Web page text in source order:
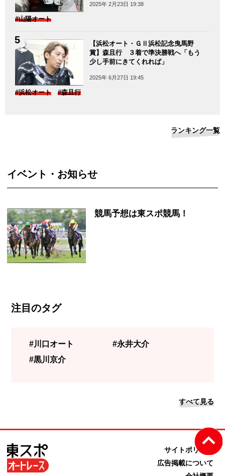
2025年 2月23日 19:38
#山陽オート
【浜松オート・ＧⅡ浜松記念曳馬野
賞】森且行 ３着で準決勝戦へ「もう
少し手前にきてくれれば」
2025年 6月27日 19:45
#浜松オート #森且行
ランキング一覧
イベント・お知らせ
競馬予想は東スポ競馬！
注目のタグ
#川口オート
#永井大介
#黒川京介
すべて見る
サイトポリシー
広告掲載について